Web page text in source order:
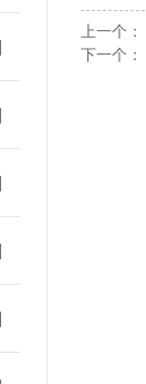
上一个：
下一个：